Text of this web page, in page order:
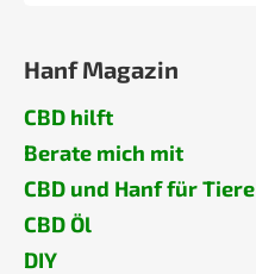
Hanf Magazin
CBD hilft
Berate mich mit
CBD und Hanf für Tiere
CBD Öl
DIY